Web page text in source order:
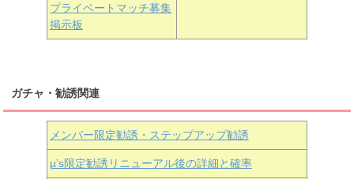
プライベートマッチ募集
掲示板
ガチャ・勧誘関連
メンバー限定勧誘・ステップアップ勧誘
μ’s限定勧誘リニューアル後の詳細と確率